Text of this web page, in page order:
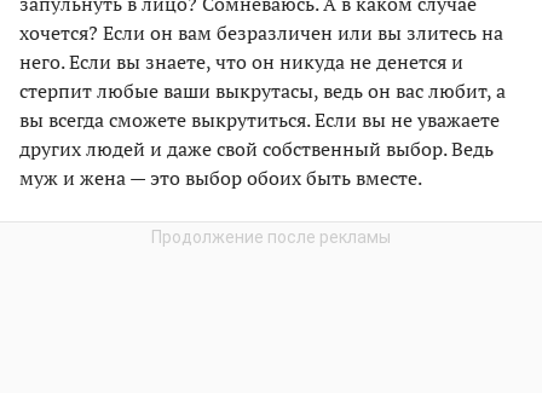
хочется? Если он вам безразличен или вы злитесь на
него. Если вы знаете, что он никуда не денется и
стерпит любые ваши выкрутасы, ведь он вас любит, а
вы всегда сможете выкрутиться. Если вы не уважаете
других людей и даже свой собственный выбор. Ведь
муж и жена — это выбор обоих быть вместе.